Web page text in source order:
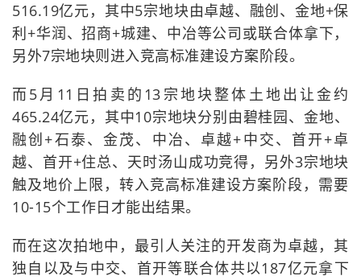
516.19亿元，其中5宗地块由卓越、融创、金地+保
利+华润、招商+城建、中冶等公司或联合体拿下，
另外7宗地块则进入竞高标准建设方案阶段。
而5月11日拍卖的13宗地块整体土地出让金约
465.24亿元，其中10宗地块分别由碧桂园、金地、
融创+石泰、金茂、中冶、卓越+中交、首开+卓
越、首开+住总、天时汤山成功竞得，另外3宗地块
触及地价上限，转入竞高标准建设方案阶段，需要
10-15个工作日才能出结果。
而在这次拍地中，最引人关注的开发商为卓越，其
独自以及与中交、首开等联合体共以187亿元拿下